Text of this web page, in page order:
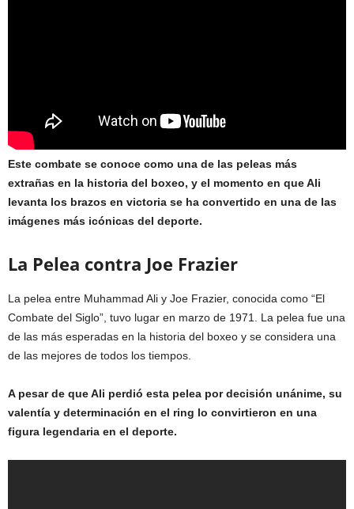
Este combate se conoce como una de las peleas más
extrañas en la historia del boxeo, y el momento en que Ali
levanta los brazos en victoria se ha convertido en una de las
imágenes más icónicas del deporte.
La Pelea contra Joe Frazier
La pelea entre Muhammad Ali y Joe Frazier, conocida como “El
Combate del Siglo”, tuvo lugar en marzo de 1971. La pelea fue una
de las más esperadas en la historia del boxeo y se considera una
de las mejores de todos los tiempos.
A pesar de que Ali perdió esta pelea por decisión unánime, su
valentía y determinación en el ring lo convirtieron en una
figura legendaria en el deporte.